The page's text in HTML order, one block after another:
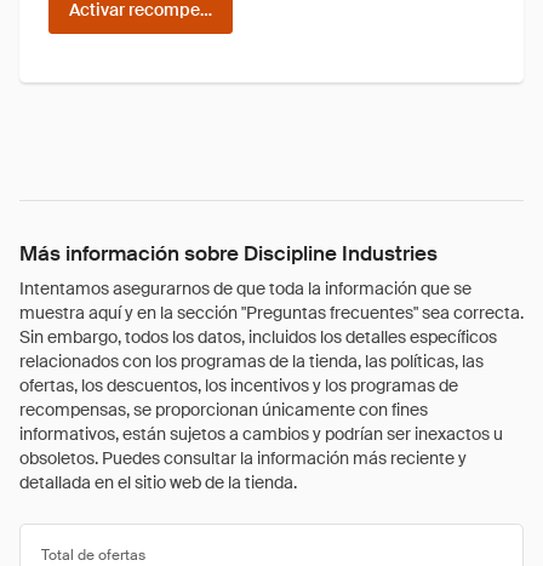
Activar recompensas
Más información sobre Discipline Industries
Intentamos asegurarnos de que toda la información que se
muestra aquí y en la sección "Preguntas frecuentes" sea correcta.
Sin embargo, todos los datos, incluidos los detalles específicos
relacionados con los programas de la tienda, las políticas, las
ofertas, los descuentos, los incentivos y los programas de
recompensas, se proporcionan únicamente con fines
informativos, están sujetos a cambios y podrían ser inexactos u
obsoletos. Puedes consultar la información más reciente y
detallada en el sitio web de la tienda.
Total de ofertas